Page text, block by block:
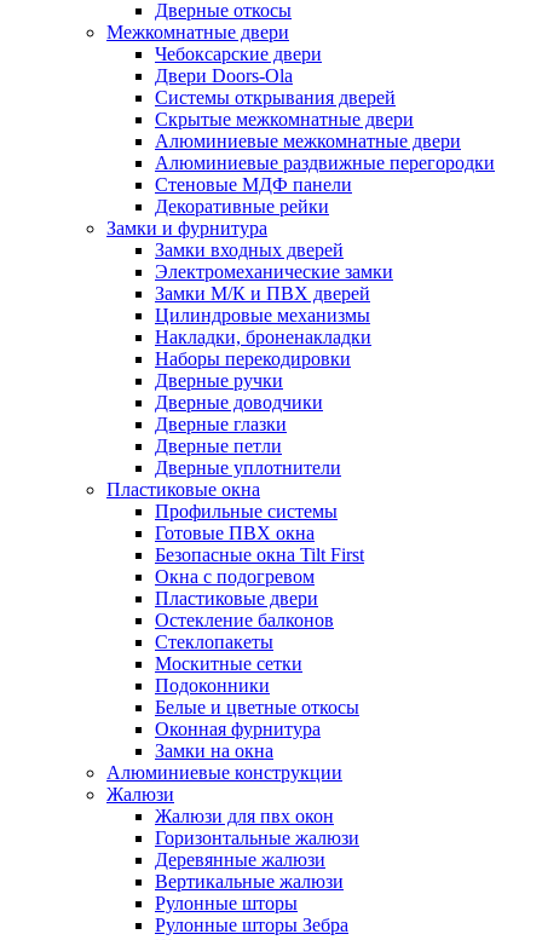
Дверные откосы
Межкомнатные двери
Чебоксарские двери
Двери Doors-Ola
Системы открывания дверей
Скрытые межкомнатные двери
Алюминиевые межкомнатные двери
Алюминиевые раздвижные перегородки
Стеновые МДФ панели
Декоративные рейки
Замки и фурнитура
Замки входных дверей
Электромеханические замки
Замки М/К и ПВХ дверей
Цилиндровые механизмы
Накладки, броненакладки
Наборы перекодировки
Дверные ручки
Дверные доводчики
Дверные глазки
Дверные петли
Дверные уплотнители
Пластиковые окна
Профильные системы
Готовые ПВХ окна
Безопасные окна Tilt First
Окна с подогревом
Пластиковые двери
Остекление балконов
Стеклопакеты
Москитные сетки
Подоконники
Белые и цветные откосы
Оконная фурнитура
Замки на окна
Алюминиевые конструкции
Жалюзи
Жалюзи для пвх окон
Горизонтальные жалюзи
Деревянные жалюзи
Вертикальные жалюзи
Рулонные шторы
Рулонные шторы Зебра